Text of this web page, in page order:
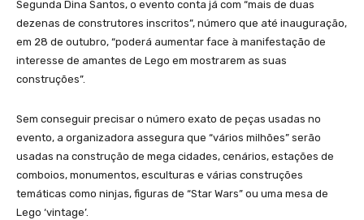
Segunda Dina Santos, o evento conta já com “mais de duas
dezenas de construtores inscritos”, número que até inauguração,
em 28 de outubro, “poderá aumentar face à manifestação de
interesse de amantes de Lego em mostrarem as suas
construções”.
Sem conseguir precisar o número exato de peças usadas no
evento, a organizadora assegura que “vários milhões” serão
usadas na construção de mega cidades, cenários, estações de
comboios, monumentos, esculturas e várias construções
temáticas como ninjas, figuras de “Star Wars” ou uma mesa de
Lego ‘vintage’.